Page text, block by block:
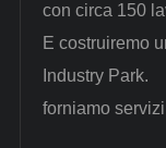
con circa 150
E costruiremo
Industry Park.
forniamo